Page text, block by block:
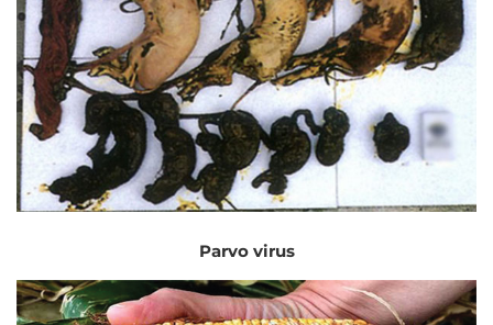
Parvo virus